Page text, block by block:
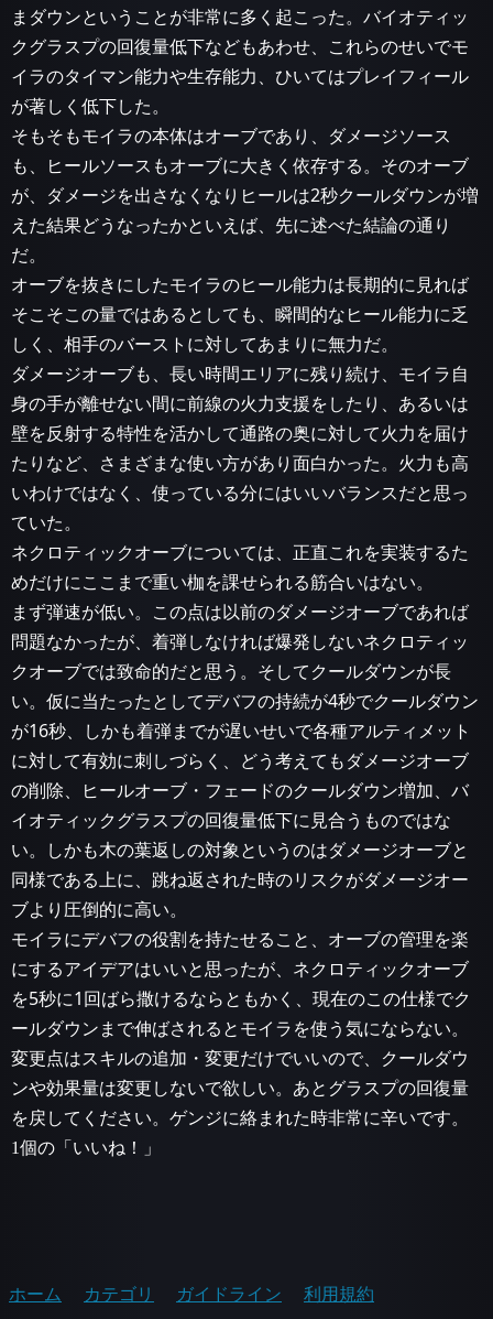
まダウンということが非常に多く起こった。バイオティッ
クグラスプの回復量低下などもあわせ、これらのせいでモ
イラのタイマン能力や生存能力、ひいてはプレイフィール
が著しく低下した。
そもそもモイラの本体はオーブであり、ダメージソース
も、ヒールソースもオーブに大きく依存する。そのオーブ
が、ダメージを出さなくなりヒールは2秒クールダウンが増
えた結果どうなったかといえば、先に述べた結論の通り
だ。
オーブを抜きにしたモイラのヒール能力は長期的に見れば
そこそこの量ではあるとしても、瞬間的なヒール能力に乏
しく、相手のバーストに対してあまりに無力だ。
ダメージオーブも、長い時間エリアに残り続け、モイラ自
身の手が離せない間に前線の火力支援をしたり、あるいは
壁を反射する特性を活かして通路の奥に対して火力を届け
たりなど、さまざまな使い方があり面白かった。火力も高
いわけではなく、使っている分にはいいバランスだと思っ
ていた。
ネクロティックオーブについては、正直これを実装するた
めだけにここまで重い枷を課せられる筋合いはない。
まず弾速が低い。この点は以前のダメージオーブであれば
問題なかったが、着弾しなければ爆発しないネクロティッ
クオーブでは致命的だと思う。そしてクールダウンが長
い。仮に当たったとしてデバフの持続が4秒でクールダウン
が16秒、しかも着弾までが遅いせいで各種アルティメット
に対して有効に刺しづらく、どう考えてもダメージオーブ
の削除、ヒールオーブ・フェードのクールダウン増加、バ
イオティックグラスプの回復量低下に見合うものではな
い。しかも木の葉返しの対象というのはダメージオーブと
同様である上に、跳ね返された時のリスクがダメージオー
ブより圧倒的に高い。
モイラにデバフの役割を持たせること、オーブの管理を楽
にするアイデアはいいと思ったが、ネクロティックオーブ
を5秒に1回ばら撒けるならともかく、現在のこの仕様でク
ールダウンまで伸ばされるとモイラを使う気にならない。
変更点はスキルの追加・変更だけでいいので、クールダウ
ンや効果量は変更しないで欲しい。あとグラスプの回復量
を戻してください。ゲンジに絡まれた時非常に辛いです。
1個の「いいね！」
ホーム カテゴリ ガイドライン 利用規約